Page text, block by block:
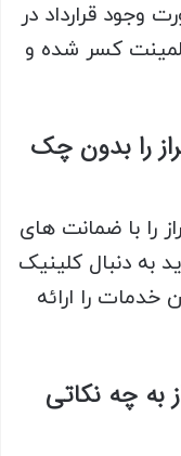
وجود قرارداد در
لمینت کسر شده و
را بدون چک
را با ضمانت های
به دنبال کلینیک
خدمات را ارائه
به چه نکاتی